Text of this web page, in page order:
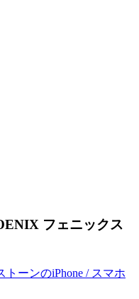
フェニックス